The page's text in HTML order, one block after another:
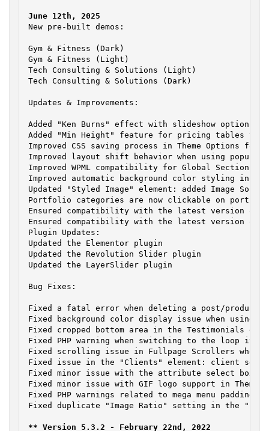
New pre-built demos:
Gym & Fitness (Dark)
Gym & Fitness (Light)
Tech Consulting & Solutions (Light)
Tech Consulting & Solutions (Dark)
Updates & Improvements:
Added "Ken Burns" effect with slideshow option
Added "Min Height" feature for pricing tables to
Improved CSS saving process in Theme Options for
Improved layout shift behavior when using
Improved WPML compatibility for Global Section
Improved automatic background color styling in
Updated "Styled Image" element: added Image
Portfolio categories are now clickable on
Ensured compatibility with the latest version of
Ensured compatibility with the latest version of
Plugin Updates:
Updated the Elementor plugin
Updated the Revolution Slider plugin
Updated the LayerSlider plugin
Bug Fixes:
Fixed a fatal error when deleting a post/product
Fixed background color display issue when using
Fixed cropped bottom area in the Testimonials
Fixed PHP warning when switching to the loop
Fixed scrolling issue in Fullpage Scrollers when
Fixed issue in the "Clients" element: client
Fixed minor issue with the attribute select box in
Fixed minor issue with GIF logo support in Theme
Fixed PHP warnings related to mega menu paddings